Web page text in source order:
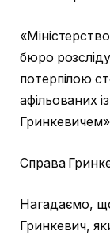
бюро
потерпілою
афільованих
Справа
Нагадаємо,
Гринкевич,